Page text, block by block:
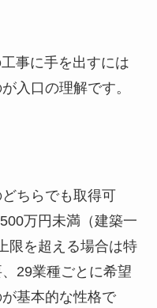
事に手を出すには
入口の理解です。
ちらでも取得可
万円未満（建築一
限を超える場合は特
29業種ごとに希望
基本的な性格で